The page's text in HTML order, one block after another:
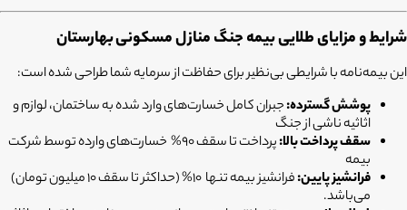
شرایط و مزایای طلایی بیمه جنگ منازل مسکونیبهارستان
این بیمه‌نامه با شرایطی بی‌نظیر برای حفاظت از سرمایه شما طراحی شده است:
پوشش گسترده:جبران کامل خسارت‌های وارد شده به ساختمان، لوازم و
اثاثیه ناشی از جنگ
سقف پرداخت بالا:
پرداخت تا سقف 90% خسارت‌های وارده توسط شرکت
بیمه
فرانشیز پایین:
فرانشیز بیمه تنها 10% (حداکثر تا سقف 10 میلیون تومان)
می‌باشد.